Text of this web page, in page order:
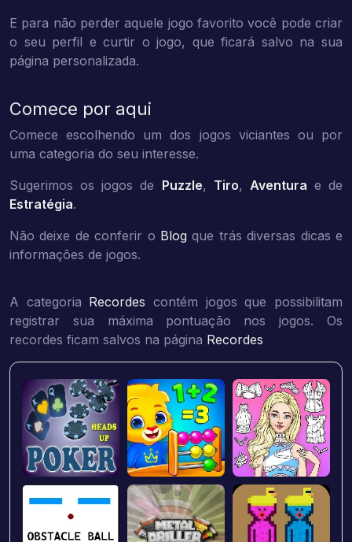
E para não perder aquele jogo favorito você pode criar
o seu perfil e curtir o jogo, que ficará salvo na sua
página personalizada.
Comece por aqui
Comece escolhendo um dos jogos viciantes ou por
uma categoria do seu interesse.
Sugerimos os jogos de Puzzle, Tiro, Aventura e de
Estratégia.
Não deixe de conferir o Blog que trás diversas dicas e
informações de jogos.
A categoria Recordes contém jogos que possibilitam
registrar sua máxima pontuação nos jogos. Os
recordes ficam salvos na página Recordes